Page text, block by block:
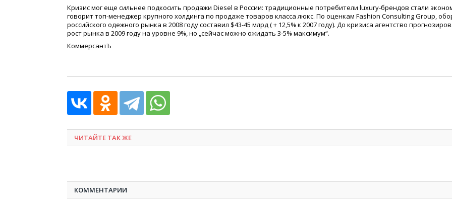
Кризис мог еще сильнее подкосить продажи Diesel в России: традиционные потребители luxury-брендов стали
говорит топ-менеджер крупного холдинга по продаже товаров класса люкс. По оценкам Fashion Consulting Group,
российского одежного рынка в 2008 году составил $43-45 млрд(+ 12,5% к 2007 году). До кризиса агентство
рост рынка в 2009 году на уровне 9%, но „сейчас можно ожидать 3-5% максимум“.
КоммерсантЪ
ЧИТАЙТЕ ТАК ЖЕ
КОММЕНТАРИИ